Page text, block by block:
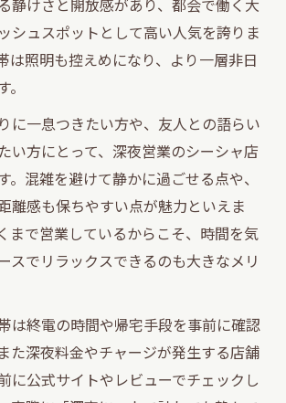
シュスポットとして高い人気を誇りま
は照明も控えめになり、より一層非日
に一息つきたい方や、友人との語らい
い方にとって、深夜営業のシーシャ店
。混雑を避けて静かに過ごせる点や、
離感も保ちやすい点が魅力といえま
まで営業しているからこそ、時間を気
スでリラックスできるのも大きなメリ
は終電の時間や帰宅手段を事前に確認
た深夜料金やチャージが発生する店舗
に公式サイトやレビューでチェックし